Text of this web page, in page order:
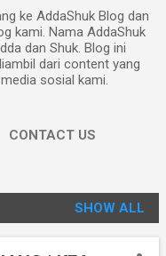
ke AddaShuk Blog dan
kami. Nama AddaShuk
dan Shuk. Blog ini
dari content yang
sosial kami.
CONTACT US
SHOW ALL